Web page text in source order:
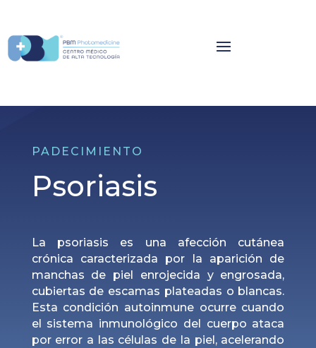
PADECIMIENTO
Psoriasis
La psoriasis es una afección cutánea
crónica caracterizada por la aparición de
manchas de piel enrojecida y engrosada,
cubiertas de escamas plateadas o blancas.
Esta condición autoinmune ocurre cuando
el sistema inmunológico del cuerpo ataca
por error a las células de la piel, acelerando